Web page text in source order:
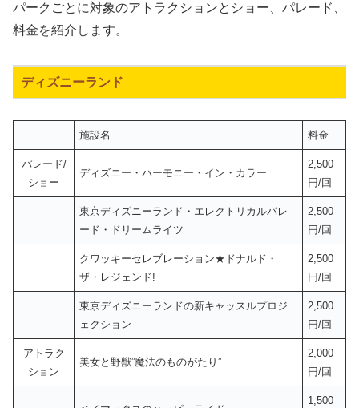
パークごとに対象のアトラクションとショー、パレード、
料金を紹介します。
ディズニーランド
施設名 料金
パレード/
ショー
ディズニー・ハーモニー・イン・カラー
2,500
円/回
東京ディズニーランド・エレクトリカルパレ
ード・ドリームライツ
2,500
円/回
クワッキーセレブレーション★ドナルド・
ザ・レジェンド!
2,500
円/回
東京ディズニーランドの新キャッスルプロジ
ェクション
2,500
円/回
アトラク
ション
美女と野獣”魔法のものがたり”
2,000
円/回
1,500